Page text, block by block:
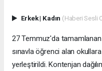
Erkek| Kadın (Haberi Sesli
27 Temmuz'da
sınavla öğrenci alan
yerleştirildi. Kontenjan